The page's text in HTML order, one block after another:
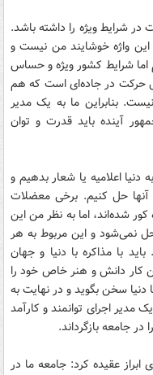
در شرایط ویژه را داشته باشد.
واژه خوشایند من نیست و
اما شرایط کشور ویژه و حساس
حرکت در جاده‌ای است که هم
بنابراین ما به یک مدیر
آینده باید قدرت و توان
اعلامیه یا شعار بدهیم و
آنها حل کنیم. برخی معضلات
شده‌اند، اما به نظر من این
نمی‌شود و این مربوط به هر
با مذاکره با دنیا و جهان
کار دانش و هنر خاص خود را
سخن بگوید و در نهایت به
اجرای توانمند و کارآمد
جامعه بازگرداند.
ابراز عقیده کرد: جامعه ما در